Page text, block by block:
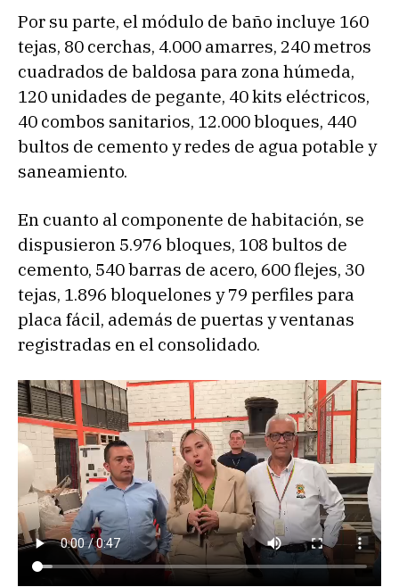
Por su parte, el módulo de baño incluye 160
tejas, 80 cerchas, 4.000 amarres, 240 metros
cuadrados de baldosa para zona húmeda,
120 unidades de pegante, 40 kits eléctricos,
40 combos sanitarios, 12.000 bloques, 440
bultos de cemento y redes de agua potable y
saneamiento.
En cuanto al componente de habitación, se
dispusieron 5.976 bloques, 108 bultos de
cemento, 540 barras de acero, 600 flejes, 30
tejas, 1.896 bloquelones y 79 perfiles para
placa fácil, además de puertas y ventanas
registradas en el consolidado.